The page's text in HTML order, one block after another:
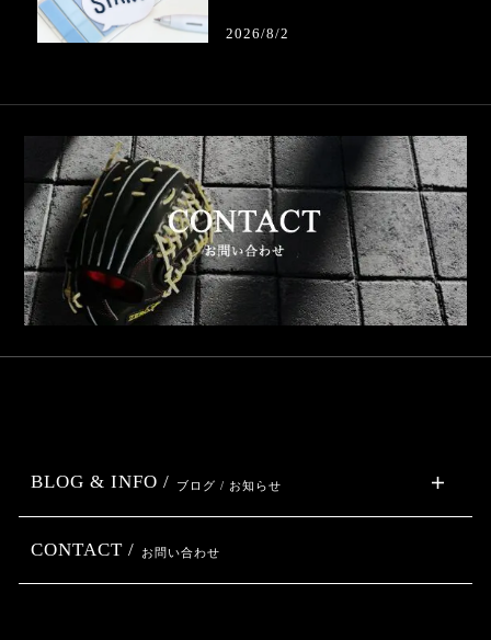
2026/8/2
BLOG & INFO / ブログ / お知らせ
CONTACT / お問い合わせ